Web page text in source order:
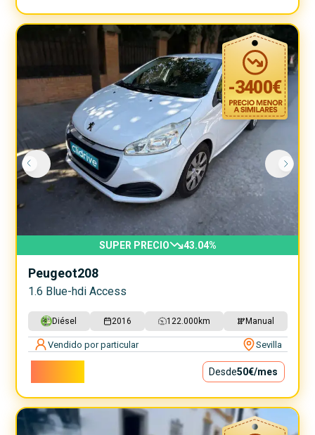
-3400€
SUPER PRECIO 43.04%
Peugeot208
1.6 Blue-hdi Access
Diésel 2016 122.000 km Manual
Vendido por particular Sevilla
Desde50€/mes